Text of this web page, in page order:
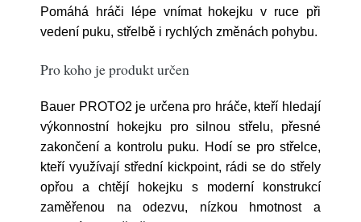
Pomáhá hráči lépe vnímat hokejku v ruce při
vedení puku, střelbě i rychlých změnách pohybu.
Pro koho je produkt určen
Bauer PROTO2 je určena pro hráče, kteří hledají
výkonnostní hokejku pro silnou střelu, přesné
zakončení a kontrolu puku. Hodí se pro střelce,
kteří využívají střední kickpoint, rádi se do střely
opřou a chtějí hokejku s moderní konstrukcí
zaměřenou na odezvu, nízkou hmotnost a